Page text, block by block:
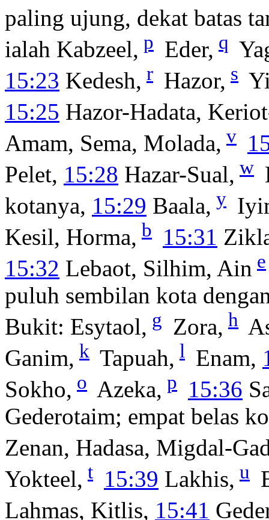
paling ujung, dekat batas
ialah Kabzeel, p Eder, q
15:23 Kedesh, r Hazor, s
15:25 Hazor-Hadata,
Amam, Sema, Molada, v
Pelet, 15:28 Hazar-Sual, w
kotanya, 15:29 Baala, y
Kesil, Horma, b 15:31
15:32 Lebaot, Silhim, Ain e
puluh sembilan kota
Bukit: Esytaol, g Zora, h
Ganim, k Tapuah, l Enam,
Sokho, o Azeka, p 15:36
Gederotaim; empat belas
Zenan, Hadasa, Migdal-
Yokteel, t 15:39 Lakhis, u
Lahmas, Kitlis, 15:41